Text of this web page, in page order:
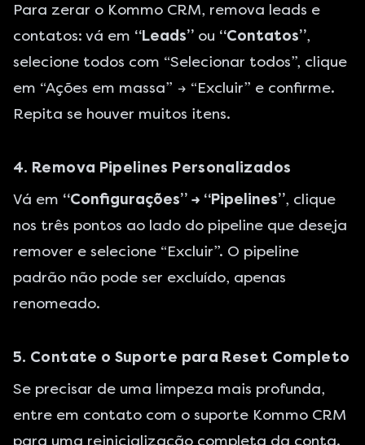
Para zerar o Kommo CRM, remova leads e
contatos: vá em “Leads” ou “Contatos”,
selecione todos com “Selecionar todos”, clique
em “Ações em massa” → “Excluir” e confirme.
Repita se houver muitos itens.
4. Remova Pipelines Personalizados
Vá em “Configurações” → “Pipelines”, clique
nos três pontos ao lado do pipeline que deseja
remover e selecione “Excluir”. O pipeline
padrão não pode ser excluído, apenas
renomeado.
5. Contate o Suporte para Reset Completo
Se precisar de uma limpeza mais profunda,
entre em contato com o suporte Kommo CRM
para uma reinicialização completa da conta.